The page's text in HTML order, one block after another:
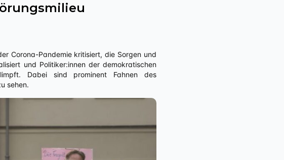
und Politiker:innen der demokratischen
Dabei sind prominent Fahnen des
sehen.